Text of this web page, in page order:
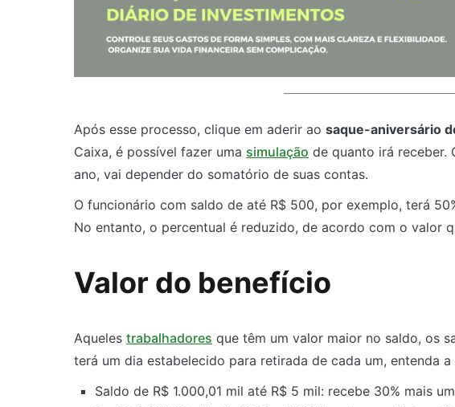
Após esse processo, clique em aderir ao saque-aniversário
Caixa, é possível fazer uma simulação de quanto irá receber.
ano, vai depender do somatório de suas contas.
O funcionário com saldo de até R$ 500, por exemplo, terá
No entanto, o percentual é reduzido, de acordo com o valor
Valor do benefício
Aqueles trabalhadores que têm um valor maior no saldo, os
terá um dia estabelecido para retirada de cada um, entenda a
Saldo de R$ 1.000,01 mil até R$ 5 mil: recebe 30% mais